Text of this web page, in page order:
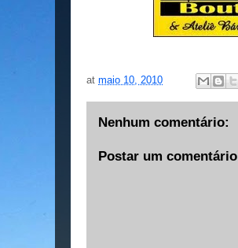
at maio 10, 2010
Nenhum comentário:
Postar um comentário